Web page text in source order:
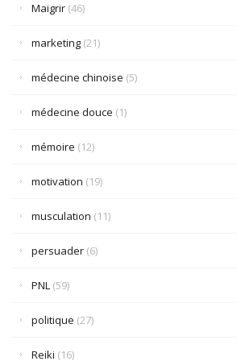
Maigrir (46)
marketing (21)
médecine chinoise (5)
médecine douce (1)
mémoire (12)
motivation (19)
musculation (11)
persuader (6)
PNL (59)
politique (27)
Reiki (16)